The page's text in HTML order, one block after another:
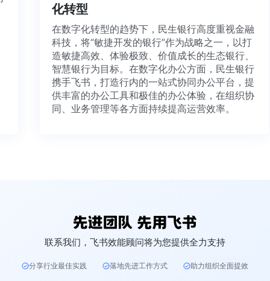
化转型
在数字化转型的趋势下，民生银行高度重视金融
科技，将“敏捷开发的银行”作为战略之一，以打
造敏捷高效、体验极致、价值成长的生态银行、
智慧银行为目标。在数字化办公方面，民生银行
携手飞书，打造行内的一站式协同办公平台，提
供丰富的办公工具和极佳的办公体验，在组织协
同、业务管理等各方面持续提高运营效率。
联系我们，飞书效能顾问将为您提供全力支持
分享行业最佳实践 落地先进工作方式 助力组织全面提效